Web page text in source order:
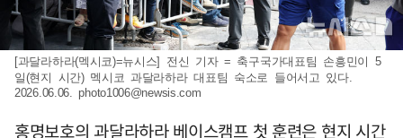
[과달라하라(멕시코)=뉴시스] 전신 기자 = 축구국가대표팀 손흥민이 5
일(현지 시간) 멕시코 과달라하라 대표팀 숙소로 들어서고 있다.
2026.06.06.photo1006@newsis.com
홍명보호의 과달라하라 베이스캠프 첫 훈련은 현지 시간